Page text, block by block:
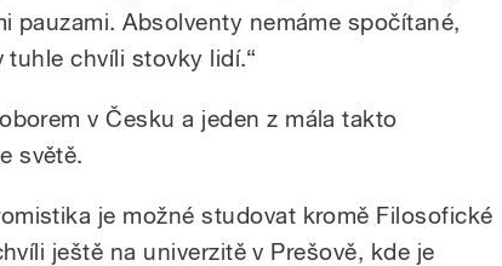
pauzami. Absolventy nemáme spočítané,
chvíli stovky lidí.“
v Česku a jeden z mála takto
světě.
je možné studovat kromě Filosofické
ještě na univerzitě v Prešově, kde je